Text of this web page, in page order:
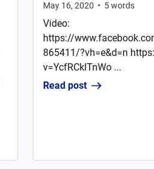
May 16, 2020 • 5words
Video:
https://
865411/?vh=e&d=n
v=YcfRCklTnWo ...
Read post